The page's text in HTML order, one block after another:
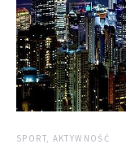
SPORT, AKTYWNOŚĆ